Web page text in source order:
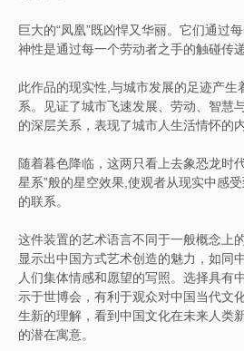
巨大的“凤凰”既凶悍又华丽。它们通过
神性是通过每一个劳动者之手的触碰传递
此作品的现实性,与城市发展的足迹产生
系。见证了城市飞速发展、劳动、智慧
的深层关系，表现了城市人生活情怀的
随着暮色降临，这两只看上去象恐龙时
星系”般的星空效果,使观者从现实中感
的联系。
这件装置的艺术语言不同于一般概念上
显示出中国方式艺术创造的魅力，如同
人们集体情感和愿望的写照。选择具有
示于世博会，有利于观众对中国当代文
生新的理解，看到中国文化在未来人类
的潜在寓意。